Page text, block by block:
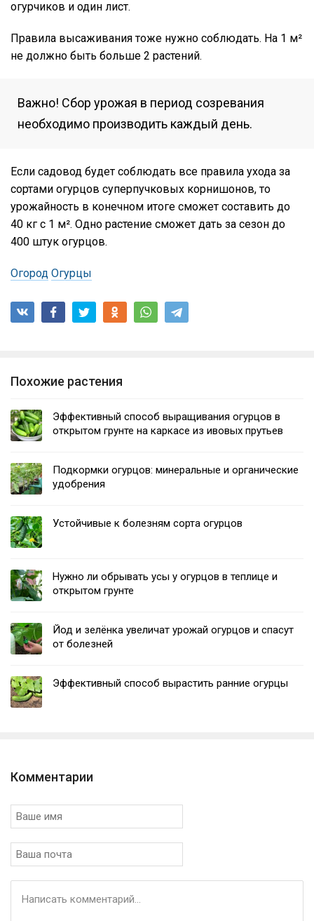
огурчиков и один лист.
Правила высаживания тоже нужно соблюдать. На 1 м²
не должно быть больше 2 растений.
Важно! Сбор урожая в период созревания
необходимо производить каждый день.
Если садовод будет соблюдать все правила ухода за
сортами огурцов суперпучковых корнишонов, то
урожайность в конечном итоге сможет составить до
40 кг с 1 м². Одно растение сможет дать за сезон до
400 штук огурцов.
Огород Огурцы
Похожие растения
Эффективный способ выращивания огурцов в
открытом грунте на каркасе из ивовых прутьев
Подкормки огурцов: минеральные и органические
удобрения
Устойчивые к болезням сорта огурцов
Нужно ли обрывать усы у огурцов в теплице и
открытом грунте
Йод и зелёнка увеличат урожай огурцов и спасут
от болезней
Эффективный способ вырастить ранние огурцы
Комментарии